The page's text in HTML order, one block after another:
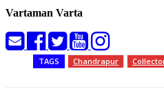
Vartaman Varta
TAGS Chandrapur